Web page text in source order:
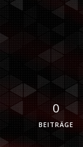
0
BEITRÄGE